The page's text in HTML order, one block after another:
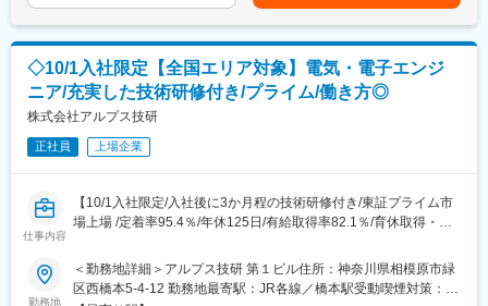
う考えのもと同社は社員の雇用整理を行なわず、研修などの教育
に力を入れています。
変更の範囲：会社の定める業務
■案件例
◇自動車関連：自動運転アシストシステムの開発
◇宇宙・航空関連：航空機／ジェットエンジン用の制御回路シス
テム設計・開発
◇半導体関連：有機ELなどの設計・開発
◇産業用ロボット・工作機械関連：産業用ロボット開発
・EAP（Employee Assistance Program）
・キャリア支援：社会人基礎力講座を受講でステップごとに１万
・メンタル支援：営業担当に話しづらいことも相談できるカウン
セリング
・全国7か所の研修センター：実地・オンラインにて、「講義×実
◇10/1入社限定【全国エリア対象】電気・電子エンジ
ニア/充実した技術研修付き/プライム/働き方◎
株式会社アルプス技研
正社員 上場企業
仕事内容
【10/1入社限定/入社後に3か月程の技術研修付き/東証プライム市
場上場 /定着率95.4％/年休125日/有給取得率82.1％/育休取得・復
■業務概要：
入社後研修を経て電気・電子エンジニアとしてご活躍いただきま
勤務地
＜勤務地詳細＞アルプス技研 第１ビル住所：神奈川県相模原市緑
区西橋本5-4-12 勤務地最寄駅：JR各線／橋本駅受動喫煙対策：屋